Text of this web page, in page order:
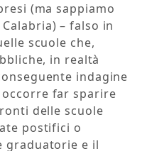
(ma sappiamo
– falso in
scuole che,
in realtà
indagine
far sparire
delle scuole
postifici o
graduatorie e il